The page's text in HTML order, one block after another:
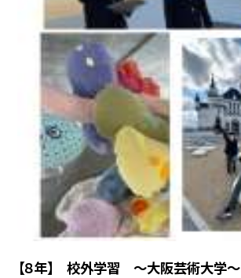
【８年】 校外学習 〜大阪芸術大学〜